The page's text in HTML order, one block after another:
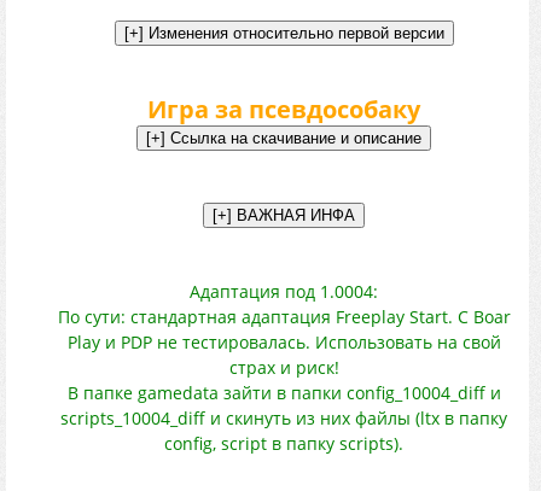
Игра за псевдособаку
Адаптация под 1.0004:
По сути: стандартная адаптация Freeplay Start. С Boar
Play и PDP не тестировалась. Использовать на свой
страх и риск!
В папке gamedata зайти в папки config_10004_diff и
scripts_10004_diff и скинуть из них файлы (ltx в папку
config, script в папку scripts).